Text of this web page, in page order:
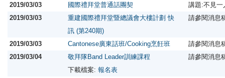
2019/03/03 國際禮拜堂普通話團契
講題:不見
2019/03/03
重建國際禮拜堂暨總議會大樓計劃 快
訊 (第240期)
請參閱消息
2019/03/03 Cantonese廣東話班/Cooking烹飪班
請參閱消息
2019/03/04
敬拜隊Band Leader訓練課程
下載檔案: 報名表
請參閱消息